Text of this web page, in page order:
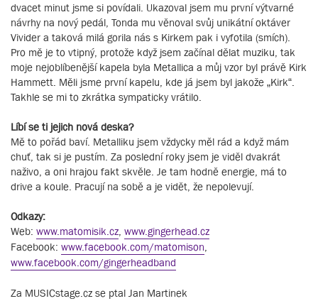
dvacet minut jsme si povídali. Ukazoval jsem mu první výtvarné
návrhy na nový pedál, Tonda mu věnoval svůj unikátní oktáver
Vivider a taková milá gorila nás s Kirkem pak i vyfotila (smích).
Pro mě je to vtipný, protože když jsem začínal dělat muziku, tak
moje nejoblíbenější kapela byla Metallica a můj vzor byl právě Kirk
Hammett. Měli jsme první kapelu, kde já jsem byl jakože „Kirk“.
Takhle se mi to zkrátka sympaticky vrátilo.
Líbí se ti jejich nová deska?
Mě to pořád baví. Metalliku jsem vždycky měl rád a když mám
chuť, tak si je pustím. Za poslední roky jsem je viděl dvakrát
naživo, a oni hrajou fakt skvěle. Je tam hodně energie, má to
drive a koule. Pracují na sobě a je vidět, že nepolevují.
Odkazy:
Web: www.matomisik.cz www.gingerhead.cz
Facebook: www.facebook.com/matomison
www.facebook.com/gingerheadband
Za MUSICstage.cz se ptal Jan Martinek